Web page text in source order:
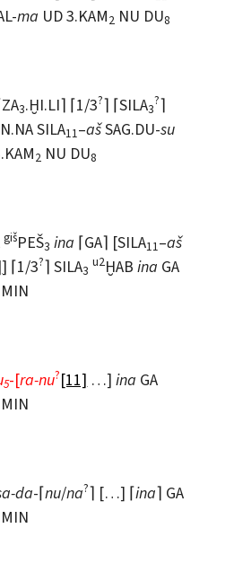
ma UD 3.KAM2 NU DU8
3.ḪI.LI⌉ ⌈1/3?⌉ ⌈SILA3
?⌉
SILA11–ašSAG.DU-su
2 NU DU8
gišPEŠ3 ina ⌈GA⌉ [SILA11–aš
] ⌈1/3?⌉ SILA3
u2ḪABina GA
5-[ra-nu?[11] …]ina GA
da-⌈nu/na?⌉ […] ⌈ina⌉ GA